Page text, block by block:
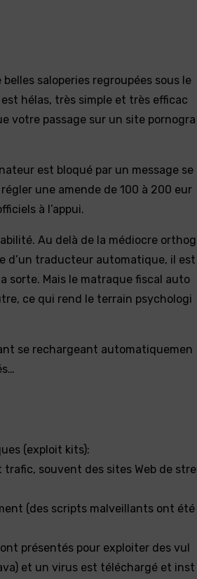
saloperies regroupées sous le
hélas, très simple et très efficac
votre passage sur un site pornogra
est bloqué par un message se
une amende de 100 à 200 eur
à l’appui.
Au delà de la médiocre orthog
d’un traducteur automatique, il est
sorte. Mais le matraque fiscal auto
ce qui rend le terrain psychologi
se rechargeant automatiquemen
(exploit kits):
souvent des sites Web de stre
(des scripts malveillants ont été
présentés pour exploiter des vul
et un virus est téléchargé et inst